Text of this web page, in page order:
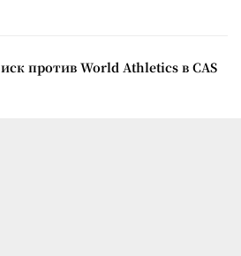
против World Athletics в CAS